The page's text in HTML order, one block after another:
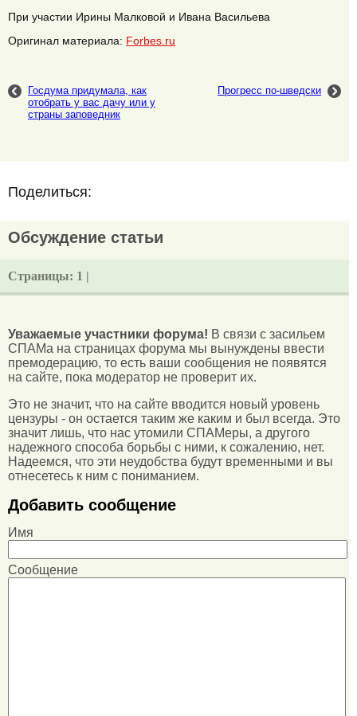
При участии Ирины Малковой и Ивана Васильева
Оригинал материала: Forbes.ru
Госдума придумала, как
отобрать у вас дачу или у
страны заповедник
Прогресс по-шведски
Поделиться:
Обсуждение статьи
Страницы: 1 |
Уважаемые участники форума! В связи с засильем
СПАМа на страницах форума мы вынуждены ввести
премодерацию, то есть ваши сообщения не появятся
на сайте, пока модератор не проверит их.
Это не значит, что на сайте вводится новый уровень
цензуры - он остается таким же каким и был всегда. Это
значит лишь, что нас утомили СПАМеры, а другого
надежного способа борьбы с ними, к сожалению, нет.
Надеемся, что эти неудобства будут временными и вы
отнесетесь к ним с пониманием.
Добавить сообщение
Имя
Сообщение